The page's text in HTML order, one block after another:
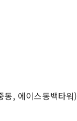
동, 에이스동백타워)